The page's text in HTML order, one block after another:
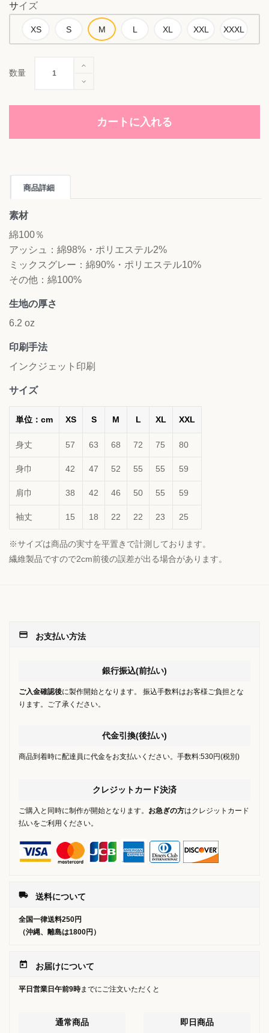
サイズ
数量
カートに入れる
商品詳細
素材
綿100％
アッシュ：綿98%・ポリエステル2%
ミックスグレー：綿90%・ポリエステル10%
その他：綿100%
生地の厚さ
6.2 oz
印刷手法
インクジェット印刷
サイズ
単位：cm XS S M L XL XXL
身丈 57 63 68 72 75 80
身巾 42 47 52 55 55 59
肩巾 38 42 46 50 55 59
袖丈 15 18 22 22 23 25
※サイズは商品の実寸を平置きで計測しております。
繊維製品ですので2cm前後の誤差が出る場合があります。
payment お支払い方法
銀行振込(前払い)
ご入金確認後に製作開始となります。 振込手数料はお客様ご負担とな
ります。ご了承ください。
代金引換(後払い)
商品到着時に配達員に代金をお支払いください。手数料:530円(税別)
クレジットカード決済
ご購入と同時に制作が開始となります。 お急ぎの方はクレジットカード
払いをご利用ください。
local_shipping 送料について
全国一律送料250円
（沖縄、離島は1800円）
today お届けについて
平日営業日午前9時までにご注文いただくと
通常商品 即日商品